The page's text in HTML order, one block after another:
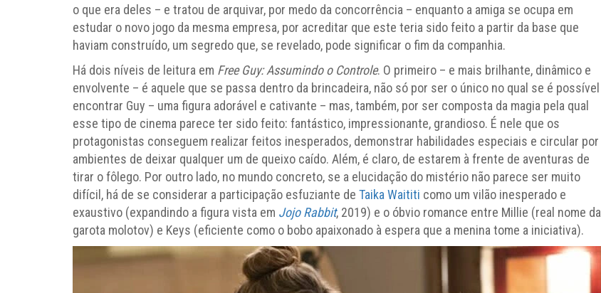
o que era deles – e tratou de arquivar, por medo da concorrência – enquanto a amiga se ocupa em
estudar o novo jogo da mesma empresa, por acreditar que este teria sido feito a partir da base que
haviam construído, um segredo que, se revelado, pode significar o fim da companhia.
Há dois níveis de leitura em Free Guy: Assumindo o Controle. O primeiro – e mais brilhante, dinâmico e
envolvente – é aquele que se passa dentro da brincadeira, não só por ser o único no qual se é possível
encontrar Guy – uma figura adorável e cativante – mas, também, por ser composta da magia pela qual
esse tipo de cinema parece ter sido feito: fantástico, impressionante, grandioso. É nele que os
protagonistas conseguem realizar feitos inesperados, demonstrar habilidades especiais e circular por
ambientes de deixar qualquer um de queixo caído. Além, é claro, de estarem à frente de aventuras de
tirar o fôlego. Por outro lado, no mundo concreto, se a elucidação do mistério não parece ser muito
difícil, há de se considerar a participação esfuziante de Taika Waititi como um vilão inesperado e
exaustivo (expandindo a figura vista em Jojo Rabbit, 2019) e o óbvio romance entre Millie (real nome da
garota molotov) e Keys (eficiente como o bobo apaixonado à espera que a menina tome a iniciativa).